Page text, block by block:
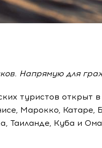
Напрямую для
туристов открыт
Марокко, Катаре,
Таиланде, Куба и